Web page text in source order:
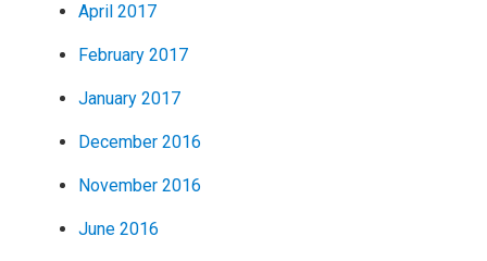
April 2017
February 2017
January 2017
December 2016
November 2016
June 2016